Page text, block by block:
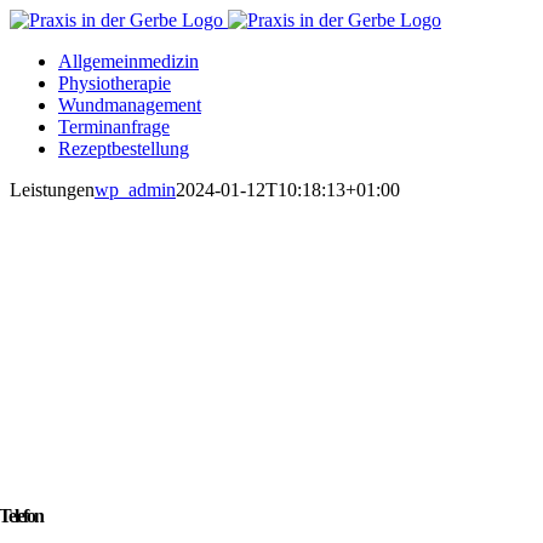
Zum
springenAllgemeinmedizin
Physiotherapie
Wundmanagement
Terminanfrage
Rezeptbestellung
Leistungenwp_admin2024-01-12T10:18:13+01:00
Telefon